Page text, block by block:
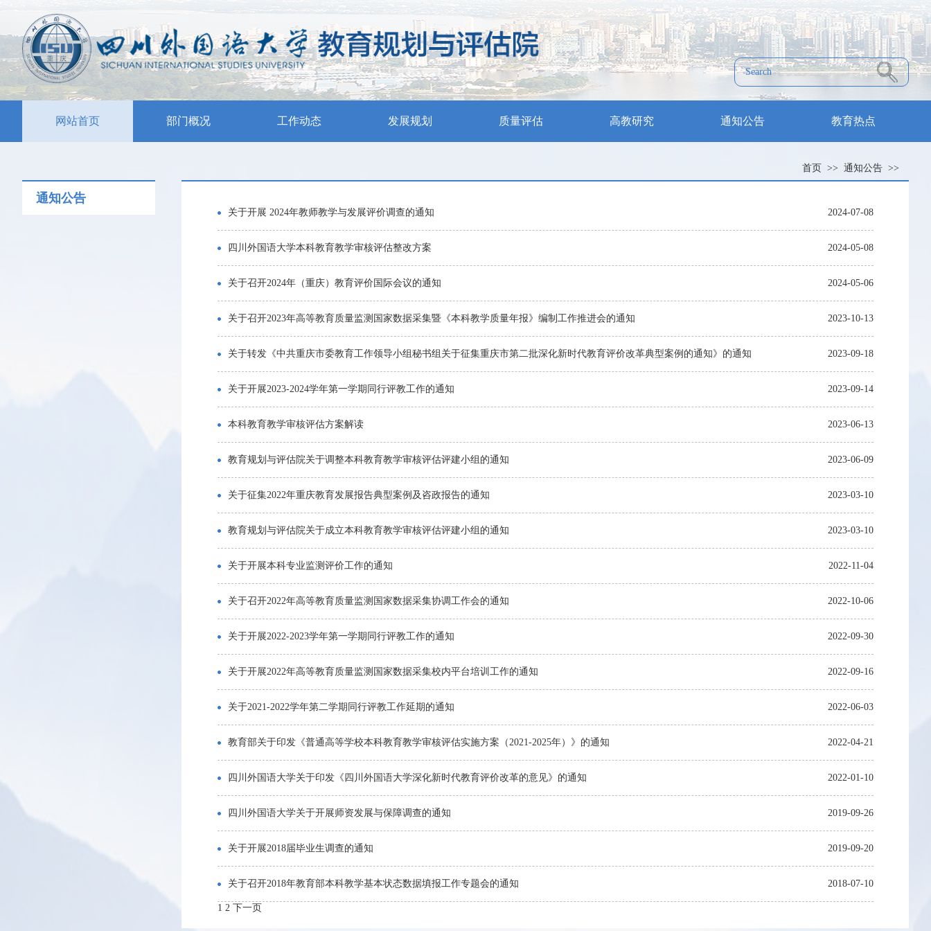
网站首页 部门概况 工作动态 发展规划 质量评估 高教研究 通知公告 教育热点
首页 >> 通知公告 >>
通知公告
关于开展 2024年教师教学与发展评价调查的通知 2024-07-08
四川外国语大学本科教育教学审核评估整改方案 2024-05-08
关于召开2024年（重庆）教育评价国际会议的通知 2024-05-06
关于召开2023年高等教育质量监测国家数据采集暨《本科教学质量年报》编制工作推进会的通知 2023-10-13
关于转发《中共重庆市委教育工作领导小组秘书组关于征集重庆市第二批深化新时代教育评价改革典型案例的通知》的通知 2023-09-18
关于开展2023-2024学年第一学期同行评教工作的通知 2023-09-14
本科教育教学审核评估方案解读 2023-06-13
教育规划与评估院关于调整本科教育教学审核评估评建小组的通知 2023-06-09
关于征集2022年重庆教育发展报告典型案例及咨政报告的通知 2023-03-10
教育规划与评估院关于成立本科教育教学审核评估评建小组的通知 2023-03-10
关于开展本科专业监测评价工作的通知 2022-11-04
关于召开2022年高等教育质量监测国家数据采集协调工作会的通知 2022-10-06
关于开展2022-2023学年第一学期同行评教工作的通知 2022-09-30
关于开展2022年高等教育质量监测国家数据采集校内平台培训工作的通知 2022-09-16
关于2021-2022学年第二学期同行评教工作延期的通知 2022-06-03
教育部关于印发《普通高等学校本科教育教学审核评估实施方案（2021-2025年）》的通知 2022-04-21
四川外国语大学关于印发《四川外国语大学深化新时代教育评价改革的意见》的通知 2022-01-10
四川外国语大学关于开展师资发展与保障调查的通知 2019-09-26
关于开展2018届毕业生调查的通知 2019-09-20
关于召开2018年教育部本科教学基本状态数据填报工作专题会的通知 2018-07-10
1 2 下一页